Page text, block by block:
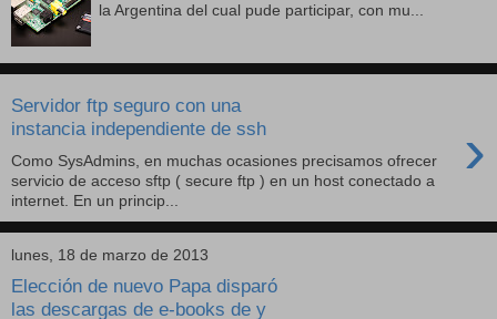
la Argentina del cual pude participar, con mu...
Servidor ftp seguro con una
instancia independiente de ssh
›
Como SysAdmins, en muchas ocasiones precisamos ofrecer
servicio de acceso sftp ( secure ftp ) en un host conectado a
internet. En un princip...
lunes, 18 de marzo de 2013
Elección de nuevo Papa disparó
las descargas de e-books de y